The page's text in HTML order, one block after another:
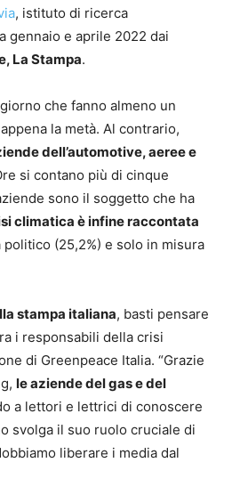
, istituto di ricerca
gennaio e aprile 2022 dai
La Stampa.
che fanno almeno un
la metà. Al contrario,
dell’automotive, aeree e
si contano più di cinque
sono il soggetto che ha
climatica è infine raccontata
(25,2%) e solo in misura
stampa italiana, basti pensare
i responsabili della crisi
di Greenpeace Italia. “Grazie
le aziende del gas e del
a lettori e lettrici di conoscere
svolga il suo ruolo cruciale di
liberare i media dal